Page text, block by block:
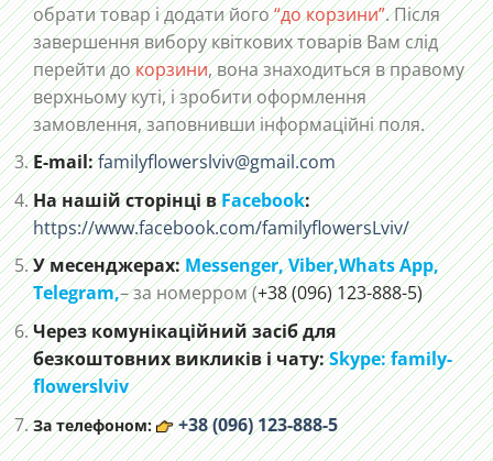
обрати товар і додати його“до корзини”. Після
завершення вибору квіткових товарів Вам слід
перейти докорзини, вона знаходиться в правому
верхньому куті, і зробити оформлення
замовлення, заповнивши інформаційні поля.
E-mail:familyflowerslviv@gmail.com
На нашій сторінці вFacebook:
https://www.facebook.com/familyflowersLviv/
У месенджерах:Messenger,Viber,Whats App,
Telegram,– за номерром (+38 (096) 123-888-5)
Через комунікаційний засіб для
безкоштовних викликів і чату:Skype: family-
flowerslviv
За телефоном: +38 (096) 123-888-5